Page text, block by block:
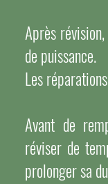
Après
de puissance.
Les
Avant de
réviser de
prolonger sa